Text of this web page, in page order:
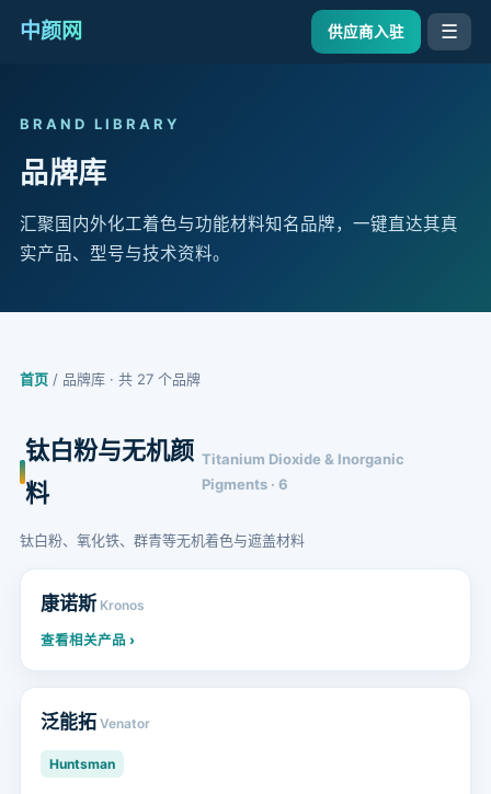
中颜网 供应商入驻 ☰
BRAND LIBRARY
品牌库
汇聚国内外化工着色与功能材料知名品牌，一键直达其真
实产品、型号与技术资料。
首页 / 品牌库 · 共 27 个品牌
钛白粉与无机颜
料
Titanium Dioxide & Inorganic
Pigments · 6
钛白粉、氧化铁、群青等无机着色与遮盖材料
康诺斯 Kronos
查看相关产品 ›
泛能拓 Venator
Huntsman